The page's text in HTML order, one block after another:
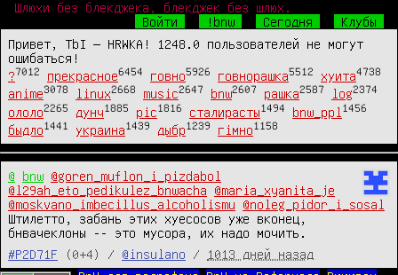
Шлюхи без блекджека, блекджек без шлюх.
Войти
!bnw Сегодня
Клубы
Привет, TbI — HRWKA! 1248.0 пользователей не могут
ошибаться!
?7012 прекрасное6454 говно5926 говнорашка5512 хуита4738
anime3078 linux2668 music2647 bnw2607 рашка2587 log2374
ололо2265 дунч1885 pic1816 сталирасты1494 bnw_ppl 1456
быдло1441 украина1439 дыбр1239 гімно1158
@ bnw @goren_muflon_i_pizdabol
@l29ah_eto_pedikulez_bnwacha
@maria_xyanita_je
@moskvano_imbecillus_alcoholismu
@noleg_pidor_i_sosal
Штилетто, забань этих хуесосов уже вконец,
бнвачеклоны -- это мусора, их надо мочить.
#P2D71F
(0+4) / @insulano /
1013 дней назад